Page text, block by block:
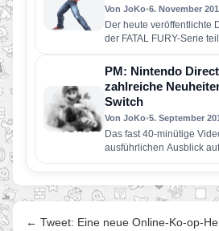
Von JoKo•6. November
Der heute veröffentlichte
der FATAL FURY-Serie
einzigartigen Kampfstil
Spielweise…
PM: Nintendo
zahlreiche
Switch
Von JoKo•5. September
Das fast 40-minütige
ausführlichen Ausblick
enthüllt Inhalte, die ab
← Tweet: Eine neue Online-Ko-op-